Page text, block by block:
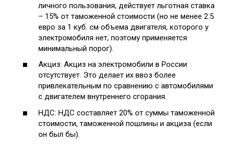
личного пользования, действует льготная ставка
– 15% от таможенной стоимости (но не менее 2.5
евро за 1 куб. см объема двигателя, которого у
электромобиля нет, поэтому применяется
минимальный порог).
Акциз: Акциз на электромобили в России
отсутствует. Это делает их ввоз более
привлекательным по сравнению с автомобилями
с двигателем внутреннего сгорания.
НДС: НДС составляет 20% от суммы таможенной
стоимости, таможенной пошлины и акциза (если
он был бы).